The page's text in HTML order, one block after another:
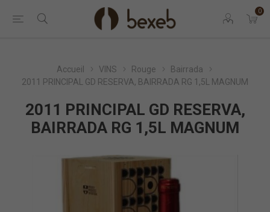
0
Accueil VINS Rouge
Bairrada
2011 PRINCIPAL GD RESERVA, BAIRRADA RG 1,5L MAGNUM
2011 PRINCIPAL GD RESERVA,
BAIRRADA RG 1,5L MAGNUM